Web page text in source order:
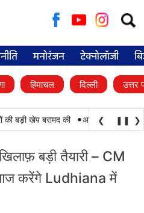
for:
मनोरंजन टेक्नोलॉजी
हिमाचल दिल्ली उत्तर
बड़ी खेप बरामद की • अमन अरोड़ा ने
❮ ❚❚ ❯
बड़ी तैयारी – CM
करेंगे Ludhiana में